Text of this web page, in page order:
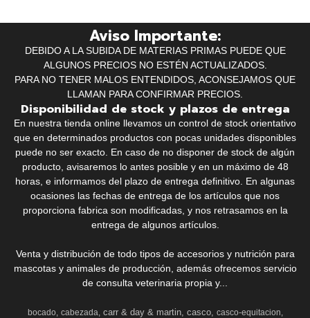
Aviso Importante:
DEBIDO A LA SUBIDA DE MATERIAS PRIMAS PUEDE QUE
ALGUNOS PRECIOS NO ESTÉN ACTUALIZADOS.
PARA NO TENER MALOS ENTENDIDOS, ACONSEJAMOS QUE
LLAMAN PARA CONFIRMAR PRECIOS.
Disponibilidad de stock y plazos de entrega
En nuestra tienda online llevamos un control de stock orientativo
que en determinados productos con pocas unidades disponibles
puede no ser exacto. En caso de no disponer de stock de algún
producto, avisaremos lo antes posible y en un máximo de 48
horas, e informamos del plazo de entrega definitivo. En algunas
ocasiones las fechas de entrega de los artículos que nos
proporciona fabrica son modificadas, y nos retrasamos en la
entrega de algunos artículos.
Venta y distribución de todo tipos de accesorios y nutrición para
mascotas y animales de producción, además ofrecemos servicio
de consulta veterinaria propia y...
bocado cabezada carr & day & martin casco
casco-equitacion